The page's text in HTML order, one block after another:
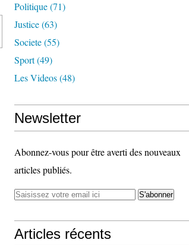
Politique(71)
Justice(63)
Societe(55)
Sport(49)
Les Videos(48)
Newsletter
Abonnez-vous pour être averti des nouveaux
articles publiés.
Articles récents